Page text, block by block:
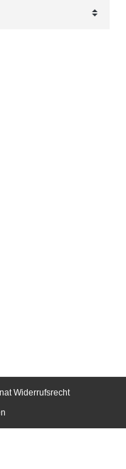
Widerrufsrecht